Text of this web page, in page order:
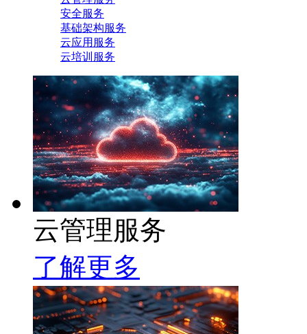
安全服务
基础架构服务
云应用服务
云培训服务
云管理服务
了解更多